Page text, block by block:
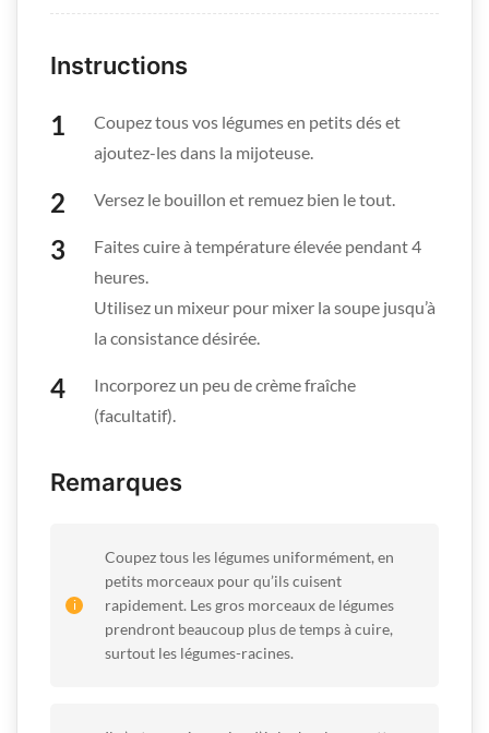
Instructions
Coupez tous vos légumes en petits dés et
ajoutez-les dans la mijoteuse.
Versez le bouillon et remuez bien le tout.
Faites cuire à température élevée pendant 4
heures.
Utilisez un mixeur pour mixer la soupe jusqu’à
la consistance désirée.
Incorporez un peu de crème fraîche
(facultatif).
Remarques
Coupez tous les légumes uniformément, en
petits morceaux pour qu’ils cuisent
rapidement. Les gros morceaux de légumes
prendront beaucoup plus de temps à cuire,
surtout les légumes-racines.